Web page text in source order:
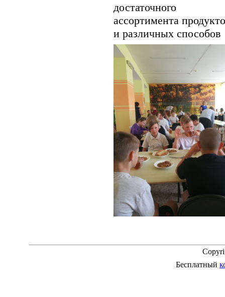
достаточного
ассортимента
и различных способов
Бесплатный